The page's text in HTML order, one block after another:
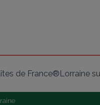
de France®Lorraine